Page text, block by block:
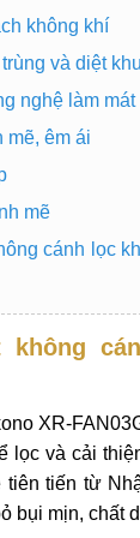
không khí
và diệt
nghệ làm mát
êm ái
mẽ
cánh lọc
không
XR-
lọc và cải
tiến từ
bụi mịn, chất